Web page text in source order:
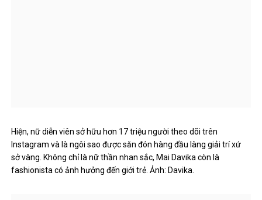
Hiện, nữ diễn viên sở hữu hơn 17 triệu người theo dõi trên
Instagram và là ngôi sao được săn đón hàng đầu làng giải trí xứ
sở vàng. Không chỉ là nữ thần nhan sắc, Mai Davika còn là
fashionista có ảnh hưởng đến giới trẻ. Ảnh: Davika.